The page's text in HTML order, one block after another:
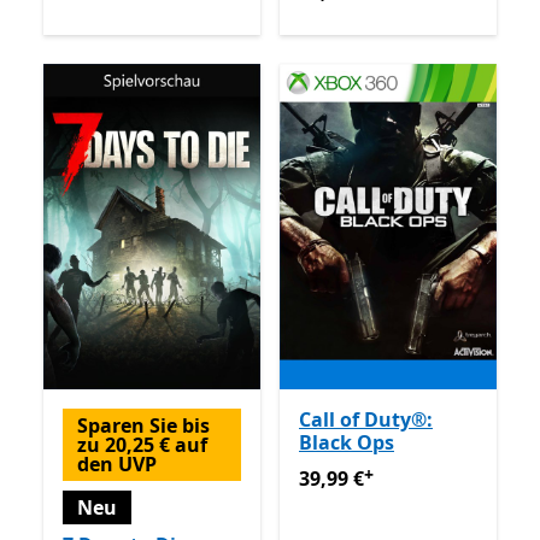
Sparen Sie bis
zu 20,25 € auf
den UVP
Neu
Call of Duty®:
Black Ops
39,99 €Enthält In-App-
39,99 €+